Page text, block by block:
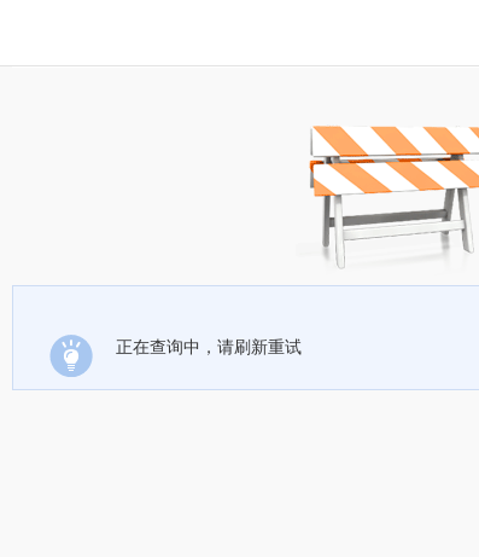
正在查询中，请刷新重试